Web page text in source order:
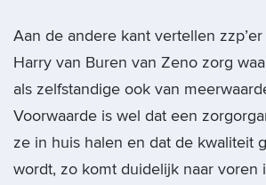
Aan de andere kant vertellen
Harry van Buren van Zeno zorg
als zelfstandige ook van
Voorwaarde is wel dat een
ze in huis halen en dat de kwaliteit
wordt, zo komt duidelijk naar voren